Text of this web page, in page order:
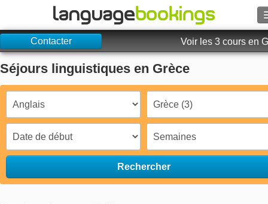
Contactez-nous
Se connecter
Contacter Voir les 3 cours en
Séjours linguistiques en Grèce
Rechercher